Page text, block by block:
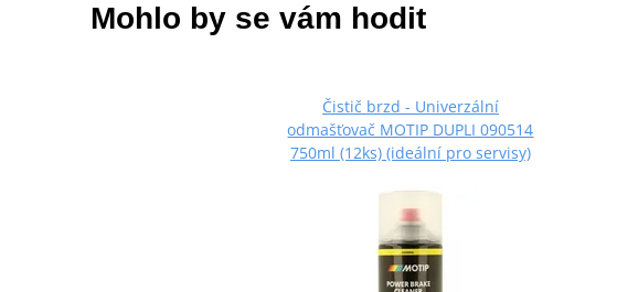
Mohlo by se vám hodit
Čistič brzd - Univerzální
odmašťovač MOTIP DUPLI 090514
750ml (12ks) (ideální pro servisy)